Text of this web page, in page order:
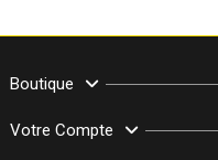
Boutique
Votre Compte